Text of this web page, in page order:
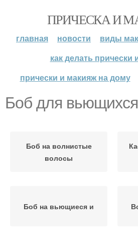
ПРИЧЕСКА И
главная новости
виды
как делать прически
прически и макияж на дому
Боб для
Боб на волнистые
волосы
Боб на вьющиеся и